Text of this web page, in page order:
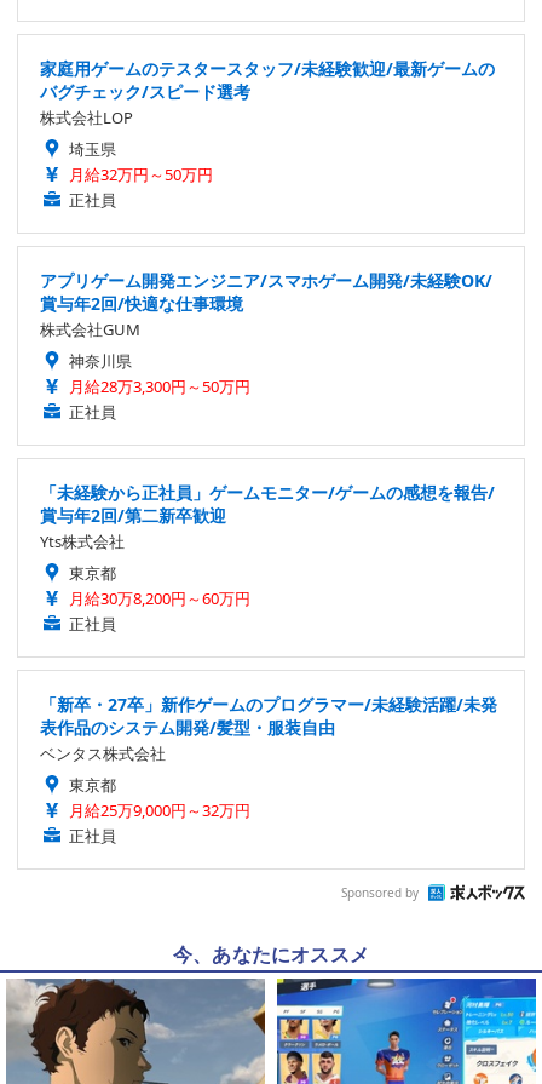
家庭用ゲームのテスタースタッフ/未経験歓迎/最新ゲームの
バグチェック/スピード選考
株式会社LOP
埼玉県
月給32万円～50万円
正社員
アプリゲーム開発エンジニア/スマホゲーム開発/未経験OK/
賞与年2回/快適な仕事環境
株式会社GUM
神奈川県
月給28万3,300円～50万円
正社員
「未経験から正社員」ゲームモニター/ゲームの感想を報告/
賞与年2回/第二新卒歓迎
Yts株式会社
東京都
月給30万8,200円～60万円
正社員
「新卒・27卒」新作ゲームのプログラマー/未経験活躍/未発
表作品のシステム開発/髪型・服装自由
ベンタス株式会社
東京都
月給25万9,000円～32万円
正社員
Sponsored by
今、あなたにオススメ